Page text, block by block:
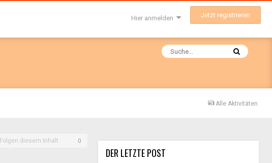
Hier anmelden Jetzt registrieren
Alle Aktivitäten
Folgen diesem Inhalt 0
DER LETZTE POST